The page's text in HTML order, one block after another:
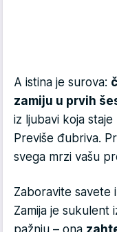
A istina je surova:
zamiju u prvih
iz ljubavi koja
Previše đubriva.
svega mrzi vašu
Zaboravite savete
Zamija je sukulent
pažnju – ona